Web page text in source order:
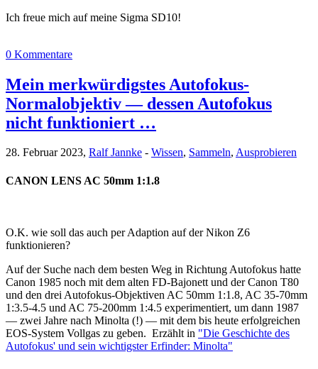
Ich freue mich auf meine Sigma SD10!
0 Kommentare
Mein merkwürdigstes Autofokus-
Normalobjektiv — dessen Autofokus
nicht funktioniert …
28. Februar 2023, Ralf Jannke - Wissen, Sammeln, Ausprobieren
CANON LENS AC 50mm 1:1.8
O.K. wie soll das auch per Adaption auf der Nikon Z6
funktionieren?
Auf der Suche nach dem besten Weg in Richtung Autofokus hatte
Canon 1985 noch mit dem alten FD-Bajonett und der Canon T80
und den drei Autofokus-Objektiven AC 50mm 1:1.8, AC 35-70mm
1:3.5-4.5 und AC 75-200mm 1:4.5 experimentiert, um dann 1987
— zwei Jahre nach Minolta (!) — mit dem bis heute erfolgreichen
EOS-System Vollgas zu geben. Erzählt in "Die Geschichte des
Autofokus' und sein wichtigster Erfinder: Minolta"